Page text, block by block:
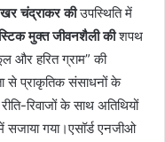
चंद्राकर कीउपस्थिति में
मुक्त जीवनशैली कीशपथ
और हरित ग्राम” की
से प्राकृतिक संसाधनों के
रिवाजों के साथ अतिथियों
सजाया गया।एसॉर्ड एनजीओ